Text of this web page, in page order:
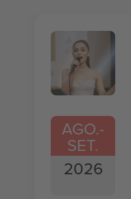
AGO.-
SET.
2026